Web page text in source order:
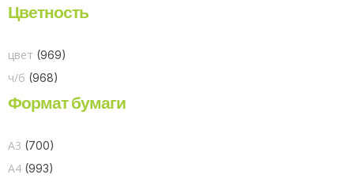
Цветность
цвет (969)
ч/б (968)
Формат бумаги
A3 (700)
A4 (993)